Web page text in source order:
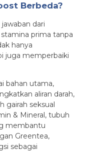
Berbeda?
dari
prima tanpa
hanya
juga memperbaiki
bahan utama,
aliran darah,
gairah seksual
& Mineral, tubuh
membantu
Greentea,
sebagai